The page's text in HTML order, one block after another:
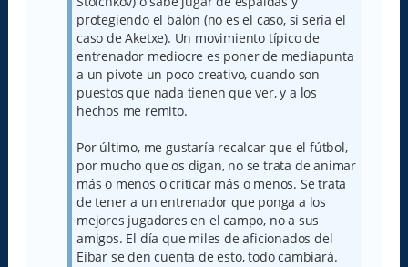
protegiendo el balón (no es el caso, sí sería el
caso de Aketxe). Un movimiento típico de
entrenador mediocre es poner de mediapunta
a un pivote un poco creativo, cuando son
puestos que nada tienen que ver, y a los
hechos me remito.
Por último, me gustaría recalcar que el fútbol,
por mucho que os digan, no se trata de animar
más o menos o criticar más o menos. Se trata
de tener a un entrenador que ponga a los
mejores jugadores en el campo, no a sus
amigos. El día que miles de aficionados del
Eibar se den cuenta de esto, todo cambiará.